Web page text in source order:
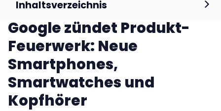
News Google Google Pixel
Google zündet Produkt-
Feuerwerk: Neue
Smartphones,
Smartwatches und
Kopfhörer
Inhaltsverzeichnis